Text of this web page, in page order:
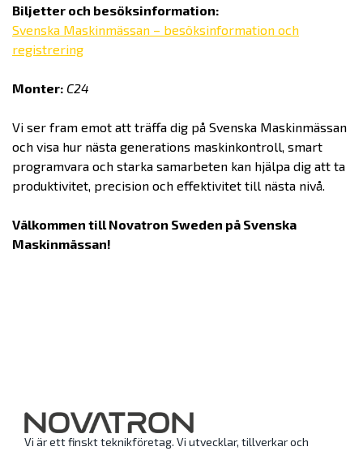
Biljetter och besöksinformation:
Svenska Maskinmässan – besöksinformation och
registrering
Monter: C24
Vi ser fram emot att träffa dig på Svenska Maskinmässan
och visa hur nästa generations maskinkontroll, smart
programvara och starka samarbeten kan hjälpa dig att ta
produktivitet, precision och effektivitet till nästa nivå.
Välkommen till Novatron Sweden på Svenska
Maskinmässan!
Vi är ett finskt teknikföretag. Vi utvecklar, tillverkar och